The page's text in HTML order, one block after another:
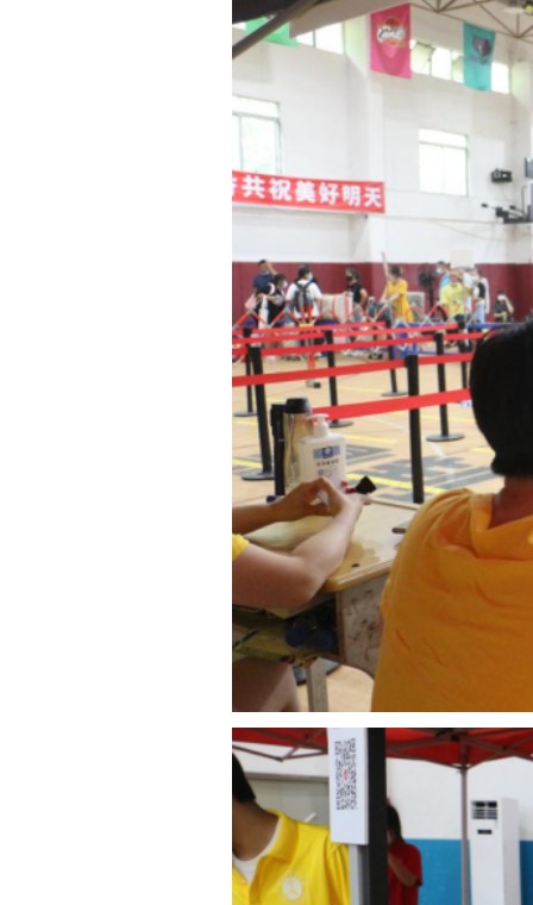
新生及家长经志愿
步完成报到流程，进